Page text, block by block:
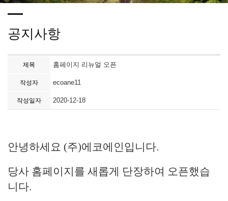
공지사항
제목 홈페이지 리뉴얼 오픈
작성자 ecoane11
작성일자 2020-12-18
안녕하세요 (주)에코에인입니다.
당사 홈페이지를 새롭게 단장하여 오픈했습
니다.